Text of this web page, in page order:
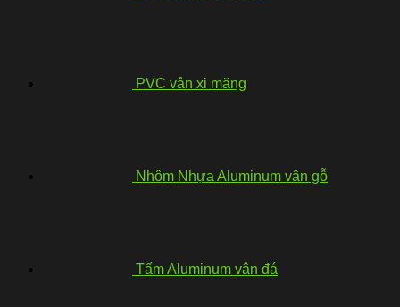
PVC vân xi măng
Nhôm Nhựa Aluminum vân gỗ
Tấm Aluminum vân đá